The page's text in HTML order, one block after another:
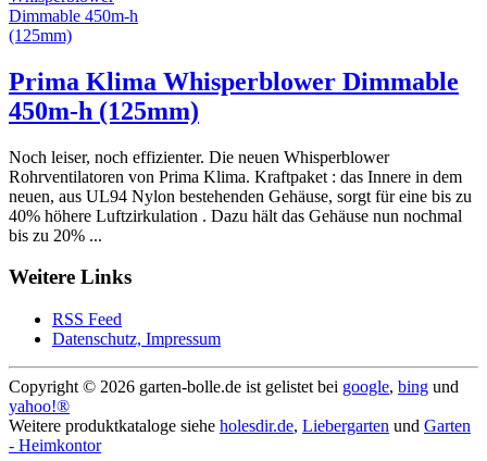
Prima Klima Whisperblower Dimmable
450m-h (125mm)
Noch leiser, noch effizienter. Die neuen Whisperblower
Rohrventilatoren von Prima Klima. Kraftpaket : das Innere in dem
neuen, aus UL94 Nylon bestehenden Gehäuse, sorgt für eine bis zu
40% höhere Luftzirkulation . Dazu hält das Gehäuse nun nochmal
bis zu 20% ...
Weitere Links
RSS Feed
Datenschutz, Impressum
Copyright © 2026 garten-bolle.de ist gelistet bei google, bing und
yahoo!®
Weitere produktkataloge siehe holesdir.de, Liebergarten und Garten
- Heimkontor